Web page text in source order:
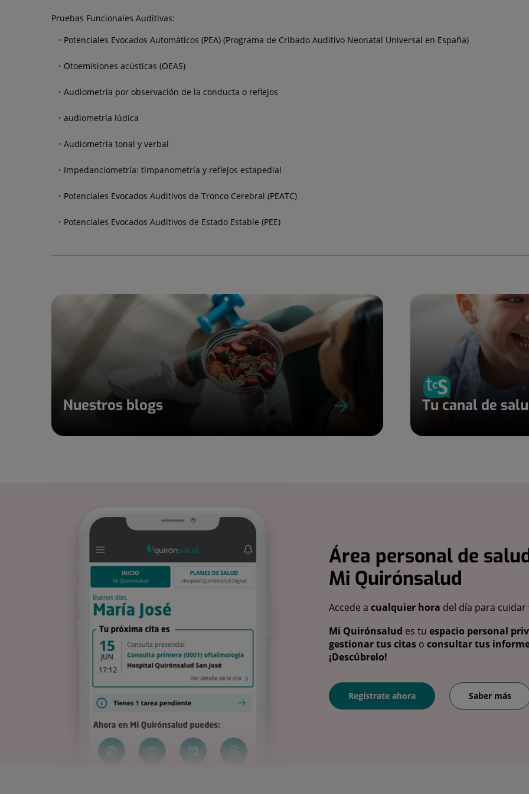
Pruebas Funcionales Auditivas:
Potenciales Evocados Automáticos (PEA) (Programa de Cribado Auditivo Neonatal Universal en España)
Otoemisiones acústicas (OEAS)
Audiometría por observación de la conducta o reflejos
audiometría lúdica
Audiometría tonal y verbal
Impedanciometría: timpanometría y reflejos estapedial
Potenciales Evocados Auditivos de Tronco Cerebral (PEATC)
Potenciales Evocados Auditivos de Estado Estable (PEE)
Nuestros blogs Tu canal de
Área personal de
Mi Quirónsalud
Accede a cualquier hora del día para cuidar
Mi Quirónsalud es tu espacio personal
gestionar tus citas o consultar tus
¡Descúbrelo!
Regístrate ahora Saber más